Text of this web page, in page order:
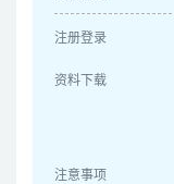
注册登录
资料下载
注意事项